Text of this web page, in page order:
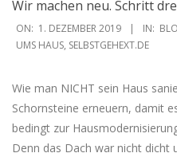
Wir machen neu. Schritt
2019-
12-
ON: 1. DEZEMBER 2019 IN:
UMS HAUS, SELBSTGEHEXT.DE
Wie man NICHT sein Haus
Schornsteine erneuern, damit
bedingt zur
Denn das Dach war nicht dicht